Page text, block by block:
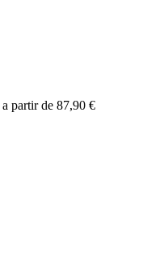
a partir de 87,90 €